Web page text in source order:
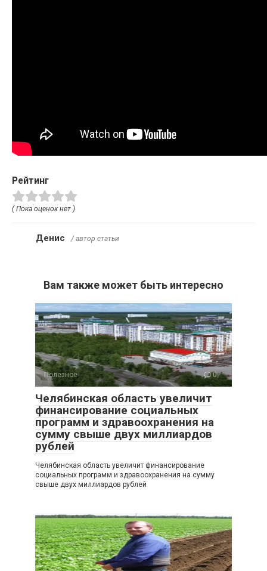
Рейтинг
( Пока оценок нет )
Денис / автор статьи
Вам также может быть интересно
Полезное 0
Челябинская область увеличит
финансирование социальных
программ и здравоохранения на
сумму свыше двух миллиардов
рублей
Челябинская область увеличит финансирование
социальных программ и здравоохранения на сумму
свыше двух миллиардов рублей